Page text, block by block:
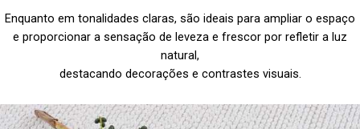
Enquanto em tonalidades claras, são ideais para ampliar o espaço
e proporcionar a sensação de leveza e frescor por refletir a luz
natural,
destacando decorações e contrastes visuais.